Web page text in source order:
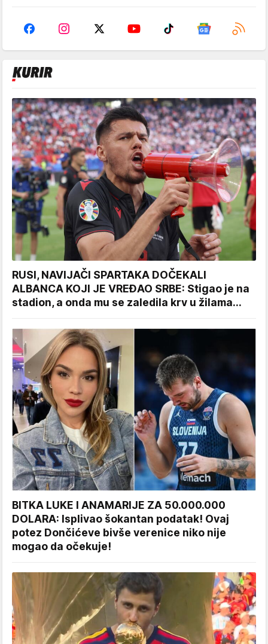
RUSI, NAVIJAČI SPARTAKA DOČEKALI
ALBANCA KOJI JE VREĐAO SRBE: Stigao je na
stadion, a onda mu se zaledila krv u žilama...
BITKA LUKE I ANAMARIJE ZA 50.000.000
DOLARA: Isplivao šokantan podatak! Ovaj
potez Dončićeve bivše verenice niko nije
mogao da očekuje!